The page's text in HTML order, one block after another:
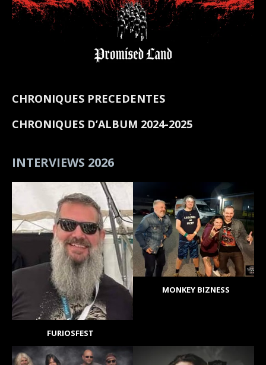
CHRONIQUES PRECEDENTES
CHRONIQUES D’ALBUM 2024-2025
INTERVIEWS 2026
FURIOSFEST
MONKEY BIZNESS